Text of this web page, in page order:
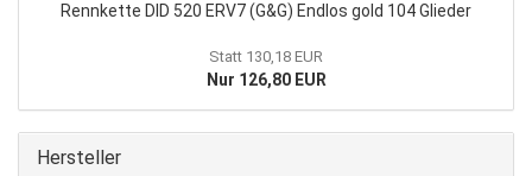
Rennkette DID 520 ERV7 (G&G) Endlos gold 104 Glieder
Statt 130,18 EUR
Nur 126,80 EUR
Hersteller